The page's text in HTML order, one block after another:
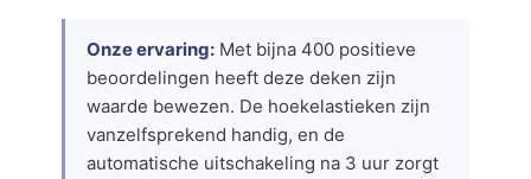
Onze ervaring: Met bijna 400 positieve
beoordelingen heeft deze deken zijn
waarde bewezen. De hoekelastieken zijn
vanzelfsprekend handig, en de
automatische uitschakeling na 3 uur zorgt